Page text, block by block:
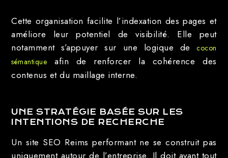
Cette organisation facilite l’indexation des pages et
améliore leur potentiel de visibilité. Elle peut
notamment s’appuyer sur une logique decocon
sémantique
afin de renforcer la cohérence des
contenus et du maillage interne.
UNE STRATÉGIE BASÉE SUR LES
INTENTIONS DE RECHERCHE
Un site SEO Reims performant ne se construit pas